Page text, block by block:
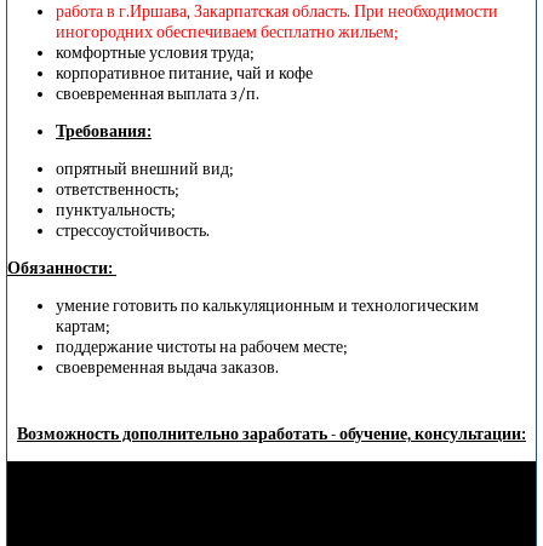
работа в г.Иршава, Закарпатская область. При необходимости
иногородних обеспечиваем бесплатно жильем;
комфортные условия труда;
корпоративное питание, чай и кофе
своевременная выплата з/п.
Требования:
опрятный внешний вид;
ответственность;
пунктуальность;
стрессоустойчивость.
Обязанности:
умение готовить по калькуляционным и технологическим
картам;
поддержание чистоты на рабочем месте;
своевременная выдача заказов.
Возможность дополнительно заработать - обучение, консультации: